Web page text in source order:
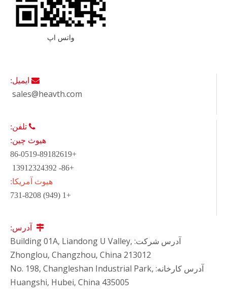
واتس اپ
 ایمیل:
 تلفن:
هیوث چین:
+86-0519-89182619
+86- 13912324392
هیوث آمریکا:
+1 (949) 731-8208
 آدرس:
آدرس شرکت: Building 01A, Liandong U Valley,
Zhonglou, Changzhou, China 213012
آدرس کارخانه: No. 198, Changleshan Industrial Park,
Huangshi, Hubei, China 435005